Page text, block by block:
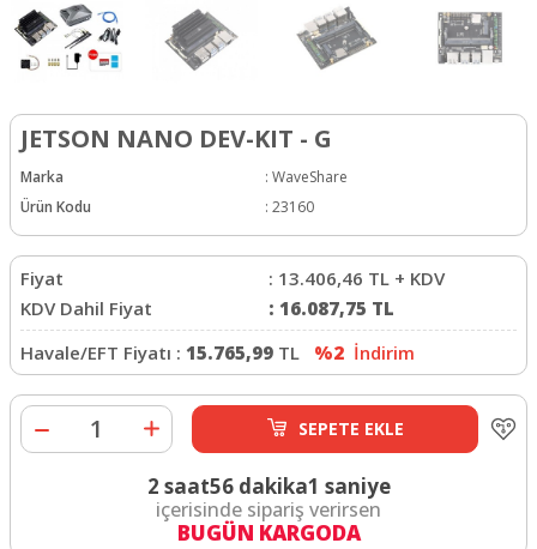
JETSON NANO DEV-KIT - G
Marka : WaveShare
Ürün Kodu
: 23160
Fiyat : 13.406,46 TL + KDV
KDV Dahil Fiyat
: 16.087,75 TL
Havale/EFT Fiyatı : 15.765,99 TL %2 İndirim
SEPETE EKLE
2 saat56 dakika0 saniye
içerisinde sipariş verirsen
BUGÜN KARGODA